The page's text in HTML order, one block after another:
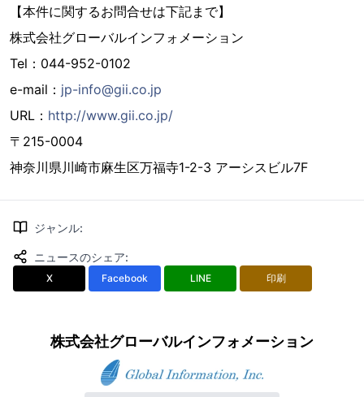
【本件に関するお問合せは下記まで】
株式会社グローバルインフォメーション
Tel：044-952-0102
e-mail： jp-info@gii.co.jp
URL： http://www.gii.co.jp/
〒215-0004
神奈川県川崎市麻生区万福寺1-2-3 アーシスビル7F
ジャンル:
ニュースのシェア:
X Facebook LINE 印刷
株式会社グローバルインフォメーション